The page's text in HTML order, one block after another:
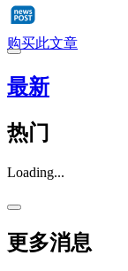
购买此文章
最新
热门
Loading...
更多消息